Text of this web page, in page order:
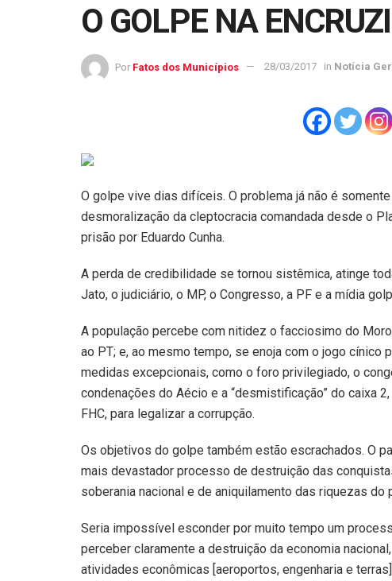
O GOLPE NA
Por Fatos dos Municípios 28/03/2017 in Notícia
O golpe vive dias difíceis. O problema já não é
desmoralização da cleptocracia comandada desde o
prisão por Eduardo Cunha.
A perda de credibilidade se tornou sistêmica, atinge
Jato, o judiciário, o MP, o Congresso, a PF e a mídia
A população percebe com nitidez o facciosimo do
ao PT; e, ao mesmo tempo, se enoja com o jogo cínico
medidas excepcionais, como o foro privilegiado, o
condenações do Aécio e a “desmistificação” do caixa
FHC, para legalizar a corrupção.
Os objetivos do golpe também estão escrachados. O
mais devastador processo de destruição das
soberania nacional e de aniquilamento das riquezas do
Seria impossível esconder por muito tempo um
perceber claramente a destruição da economia
atividades econômicas [aeroportos, engenharia e